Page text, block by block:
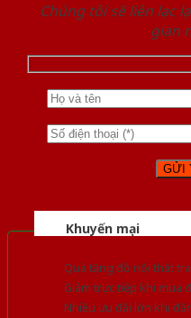
Chúng tôi sẽ liên lạc
gian
Khuyến mại
Quà tặng đồ nội thất
Giảm trực tiếp khi mua
Nhiều ưu đãi lớn khi